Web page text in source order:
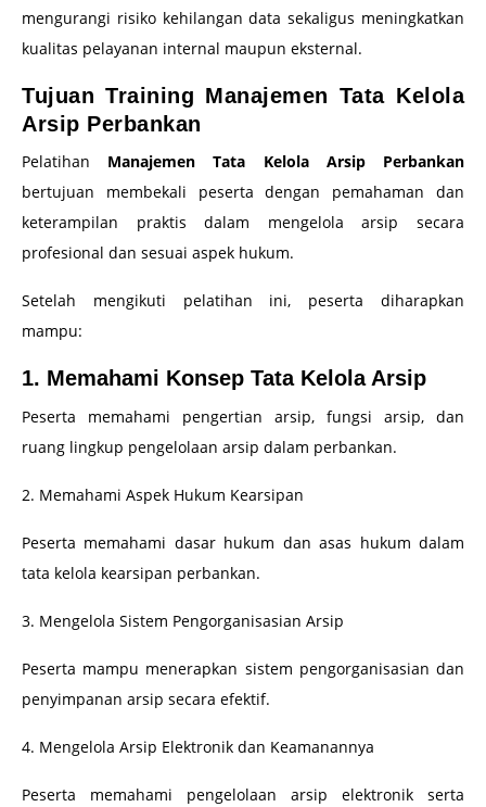
mengurangi risiko kehilangan data sekaligus meningkatkan
kualitas pelayanan internal maupun eksternal.
Tujuan Training Manajemen Tata Kelola
Arsip Perbankan
Pelatihan Manajemen Tata Kelola Arsip Perbankan
bertujuan membekali peserta dengan pemahaman dan
keterampilan praktis dalam mengelola arsip secara
profesional dan sesuai aspek hukum.
Setelah mengikuti pelatihan ini, peserta diharapkan
mampu:
1. Memahami Konsep Tata Kelola Arsip
Peserta memahami pengertian arsip, fungsi arsip, dan
ruang lingkup pengelolaan arsip dalam perbankan.
2. Memahami Aspek Hukum Kearsipan
Peserta memahami dasar hukum dan asas hukum dalam
tata kelola kearsipan perbankan.
3. Mengelola Sistem Pengorganisasian Arsip
Peserta mampu menerapkan sistem pengorganisasian dan
penyimpanan arsip secara efektif.
4. Mengelola Arsip Elektronik dan Keamanannya
Peserta memahami pengelolaan arsip elektronik serta